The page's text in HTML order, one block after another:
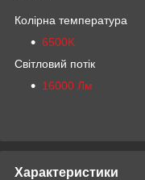
Колірна температура
6500K
Світловий потік
16000 Лм
Характеристики